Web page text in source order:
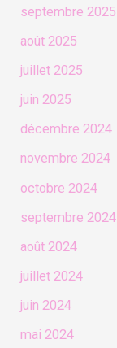
septembre 2025
août 2025
juillet 2025
juin 2025
décembre 2024
novembre 2024
octobre 2024
septembre 2024
août 2024
juillet 2024
juin 2024
mai 2024